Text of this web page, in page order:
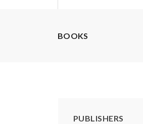
BOOKS
PUBLISHERS